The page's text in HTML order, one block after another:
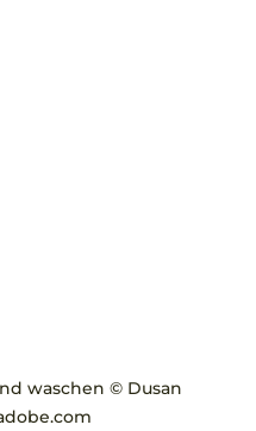
waschen © Dusan